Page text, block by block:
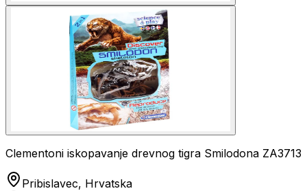
Clementoni iskopavanje drevnog tigra Smilodona ZA3713
Pribislavec, Hrvatska